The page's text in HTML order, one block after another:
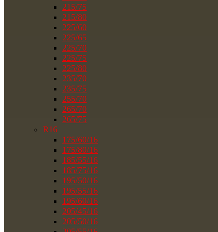
215/75
215/80
225/60
225/65
225/70
225/75
225/80
235/70
235/75
255/70
265/70
265/75
R16
175/60/16
175/80/16
185/55/16
185/75/16
195/50/16
195/55/16
195/60/16
205/45/16
205/50/16